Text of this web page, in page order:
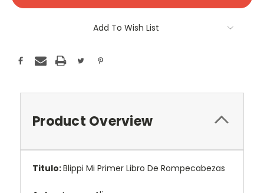
Add To Wish List
Product Overview
Titulo:Blippi Mi Primer Libro De Rompecabezas